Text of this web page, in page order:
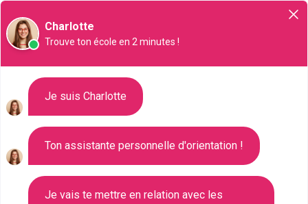
Liste des 27 Préparation aux
concours de la fonction
publique à Poitiers
Où faire le diplômePREPARATION-
Charlotte
Trouve ton école en 2 minutes !
Je suis Charlotte
Ton assistante personnelle d'orientation !
Je vais te mettre en relation avec les